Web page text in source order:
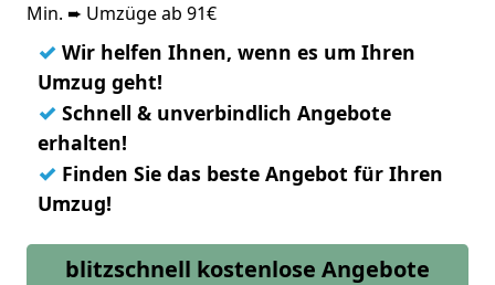
Min. ➨ Umzüge ab 91€
✓ Wir helfen Ihnen, wenn es um Ihren
Umzug geht!
✓ Schnell & unverbindlich Angebote
erhalten!
✓ Finden Sie das beste Angebot für Ihren
Umzug!
blitzschnell kostenlose Angebote